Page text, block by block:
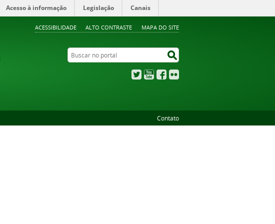
ACESSIBILIDADE ALTO CONTRASTE MAPA DO SITE
Acesso à informação Legislação Canais
Buscar no portal
TwitterYouTubeFacebook
Contato